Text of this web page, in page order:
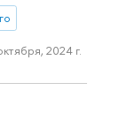
2024 г.